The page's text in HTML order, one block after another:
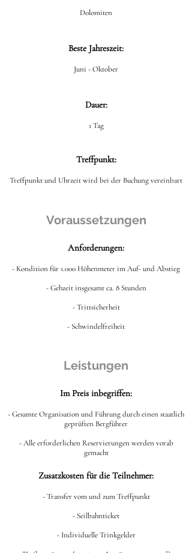
Dolomiten
Beste Jahreszeit:
Juni - Oktober
Dauer:
1 Tag
Treffpunkt:
Treffpunkt und Uhrzeit wird bei der Buchung vereinbart
Voraussetzungen
Anforderungen:
- Kondition für 1.000 Höhenmeter im Auf- und Abstieg
- Gehzeit insgesamt ca. 8 Stunden
- Trittsicherheit
- Schwindelfreiheit
Leistungen
Im Preis inbegriffen:
- Gesamte Organisation und Führung durch einen staatlich
geprüften Bergführer
- Alle erforderlichen Reservierungen werden vorab
gemacht
Zusatzkosten für die Teilnehmer:
- Transfer vom und zum Treffpunkt
- Seilbahnticket
- Individuelle Trinkgelder